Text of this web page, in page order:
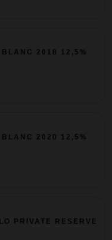
BLANC 2018 12,5%
2020 12,5%
PRIVATE RESERVE